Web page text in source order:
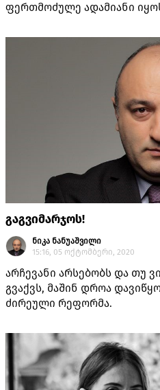
ფერთმოძულე ადამიანი
გაგვიმარჯოს!
ნიკა ნანუაშვილი
15:16, 05 ოქტომბერი, 2020
არჩევანი არსებობს და თუ
გვაქვს, მაშინ დროა
ძირეული რეფორმა.